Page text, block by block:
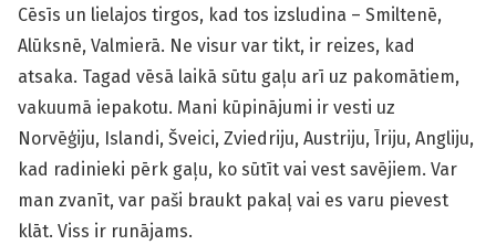
Cēsīs un lielajos tirgos, kad tos izsludina – Smiltenē,
Alūksnē, Valmierā. Ne visur var tikt, ir reizes, kad
atsaka. Tagad vēsā laikā sūtu gaļu arī uz pakomātiem,
vakuumā iepakotu. Mani kūpinājumi ir vesti uz
Norvēģiju, Islandi, Šveici, Zviedriju, Austriju, Īriju, Angliju,
kad radinieki pērk gaļu, ko sūtīt vai vest savējiem. Var
man zvanīt, var paši braukt pakaļ vai es varu pievest
klāt. Viss ir runājams.